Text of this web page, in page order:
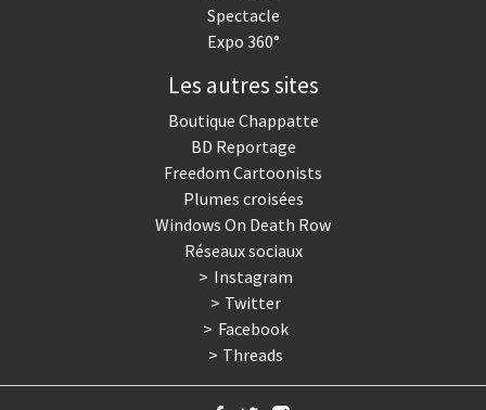
Spectacle
Expo 360°
Les autres sites
Boutique Chappatte
BD Reportage
Freedom Cartoonists
Plumes croisées
Windows On Death Row
Réseaux sociaux
Instagram
Twitter
Facebook
Threads